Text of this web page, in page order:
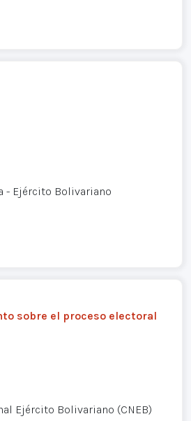
- Ejército Bolivariano
sobre el proceso electoral
Ejército Bolivariano (CNEB)